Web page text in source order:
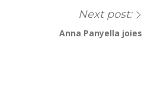
Next post:
Anna Panyella joies